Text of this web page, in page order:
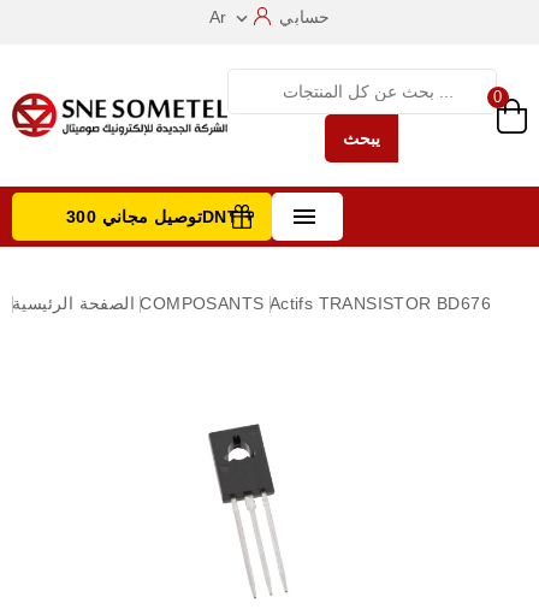
Ar  حسابي
يبحث
0
 توصيل مجاني 300DNT +
الصفحة الرئيسية COMPOSANTS Actifs TRANSISTOR BD676